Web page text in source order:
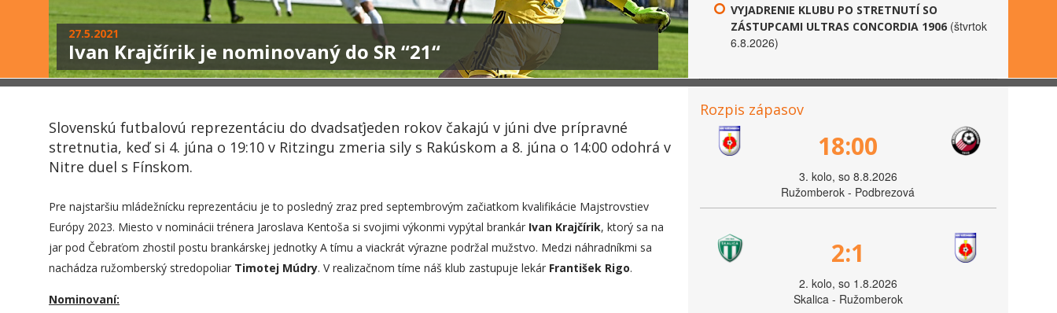
27.5.2021
Ivan Krajčírik je nominovaný do SR “21“
VYJADRENIE KLUBU PO STRETNUTÍ SO
ZÁSTUPCAMI ULTRAS CONCORDIA 1906 (štvrtok
6.8.2026)
Slovenskú futbalovú reprezentáciu do dvadsaťjeden rokov čakajú v júni dve prípravné
stretnutia, keď si 4. júna o 19:10 v Ritzingu zmeria sily s Rakúskom a 8. júna o 14:00 odohrá v
Nitre duel s Fínskom.
Pre najstaršiu mládežnícku reprezentáciu je to posledný zraz pred septembrovým začiatkom kvalifikácie Majstrovstiev
Európy 2023. Miesto v nominácii trénera Jaroslava Kentoša si svojimi výkonmi vypýtal brankár Ivan Krajčírik, ktorý sa na
jar pod Čebraťom zhostil postu brankárskej jednotky A tímu a viackrát výrazne podržal mužstvo. Medzi náhradníkmi sa
nachádza ružomberský stredopoliar Timotej Múdry. V realizačnom tíme náš klub zastupuje lekár František Rigo.
Nominovaní:
Rozpis zápasov
18:00
3. kolo, so 8.8.2026
Ružomberok - Podbrezová
2:1
2. kolo, so 1.8.2026
Skalica - Ružomberok